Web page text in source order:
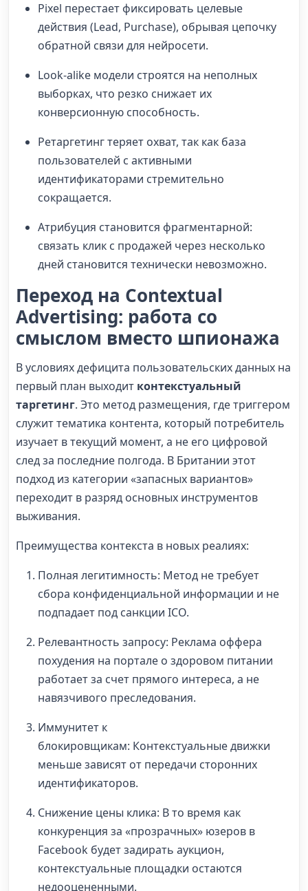
Pixel перестает фиксировать целевые
действия (Lead, Purchase), обрывая цепочку
обратной связи для нейросети.
Look-alike модели строятся на неполных
выборках, что резко снижает их
конверсионную способность.
Ретаргетинг теряет охват, так как база
пользователей с активными
идентификаторами стремительно
сокращается.
Атрибуция становится фрагментарной:
связать клик с продажей через несколько
дней становится технически невозможно.
Переход на Contextual
Advertising: работа со
смыслом вместо шпионажа
В условиях дефицита пользовательских данных на
первый план выходит контекстуальный
таргетинг. Это метод размещения, где триггером
служит тематика контента, который потребитель
изучает в текущий момент, а не его цифровой
след за последние полгода. В Британии этот
подход из категории «запасных вариантов»
переходит в разряд основных инструментов
выживания.
Преимущества контекста в новых реалиях:
Полная легитимность: Метод не требует
сбора конфиденциальной информации и не
подпадает под санкции ICO.
Релевантность запросу: Реклама оффера
похудения на портале о здоровом питании
работает за счет прямого интереса, а не
навязчивого преследования.
Иммунитет к
блокировщикам: Контекстуальные движки
меньше зависят от передачи сторонних
идентификаторов.
Снижение цены клика: В то время как
конкуренция за «прозрачных» юзеров в
Facebook будет задирать аукцион,
контекстуальные площадки остаются
недооцененными.